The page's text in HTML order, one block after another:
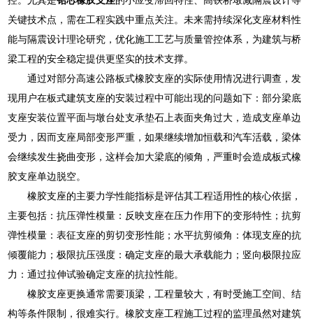
关键技术点，需在工程实践中重点关注。未来需持续深化支座材料性
能与隔震设计理论研究，优化施工工艺与质量管控体系，为建筑与桥
梁工程的安全稳定提供更坚实的技术支撑。
通过对部分高速公路板式橡胶支座的实际使用情况进行调查，发
现用户在板式建筑支座的安装过程中可能出现的问题如下：部分梁底
支座安装位置平面与墩台处支承垫石上表面夹角过大，造成支座单边
受力，因而支座局部变形严重，如果继续增加恒载和汽车活载，梁体
会继续发生挠曲变形，这样会加大梁底的倾角，严重时会造成板式橡
胶支座单边脱空。
橡胶支座的主要力学性能指标是评估其工程适用性的核心依据，
主要包括：抗压弹性模量：反映支座在压力作用下的变形特性；抗剪
弹性模量：表征支座的剪切变形性能；水平抗剪倾角：体现支座的抗
倾覆能力；极限抗压强度：确定支座的最大承载能力；竖向极限拉应
力：通过拉伸试验确定支座的抗拉性能。
橡胶支座更换通常需要顶梁，工程量较大，有时受施工空间、结
构等条件限制，很难实行。橡胶支座工程施工过程的监理虽然对建筑